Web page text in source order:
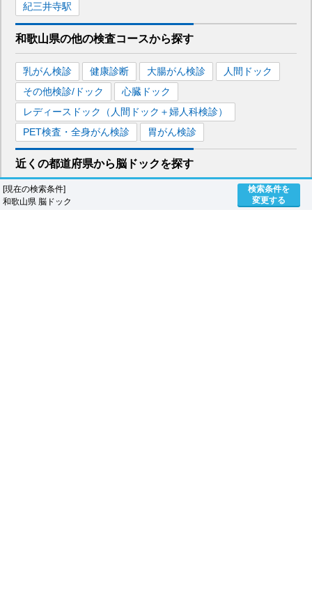
[現在の検索条件]
和歌山県 脳ドック
検索条件を
変更する
紀三井寺駅
和歌山県の他の検査コースから探す
乳がん検診 健康診断 大腸がん検診
人間ドック
その他検診/ドック
心臓ドック
レディースドック（人間ドック＋婦人科検診）
PET検査・全身がん検診
胃がん検診
近くの都道府県から脳ドックを探す
奈良県